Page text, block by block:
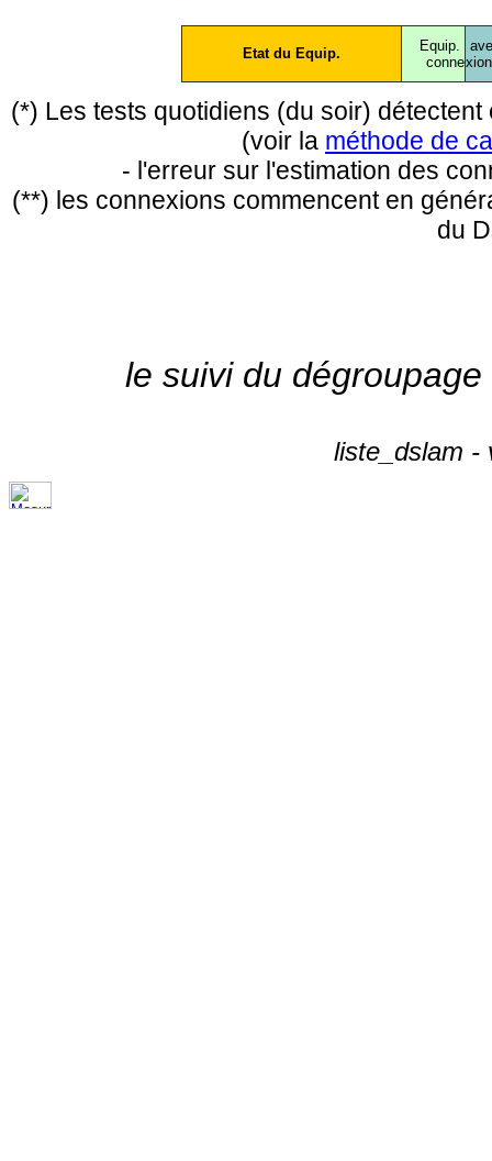
Etat du Equip.
Equip.
conne
(*) Les tests quotidiens (du soir)
(voir la méthode de
- l'erreur sur l'estimation des
(**) les connexions commencent en
du
le suivi du
liste_dslam -